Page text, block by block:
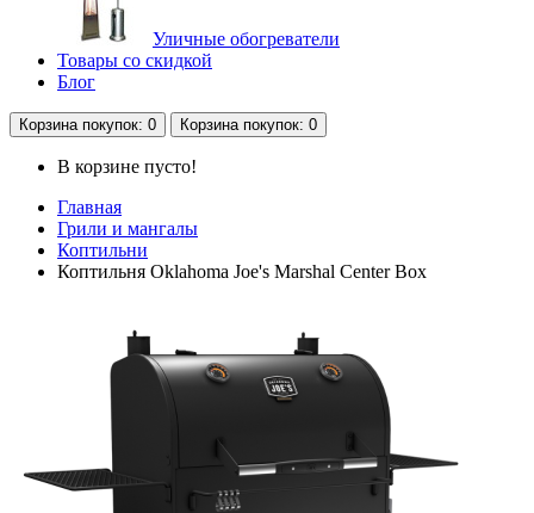
Уличные обогреватели
Товары со скидкой
Блог
Корзина покупок: 0 Корзина покупок: 0
В корзине пусто!
Главная
Грили и мангалы
Коптильни
Коптильня Oklahoma Joe's Marshal Center Box